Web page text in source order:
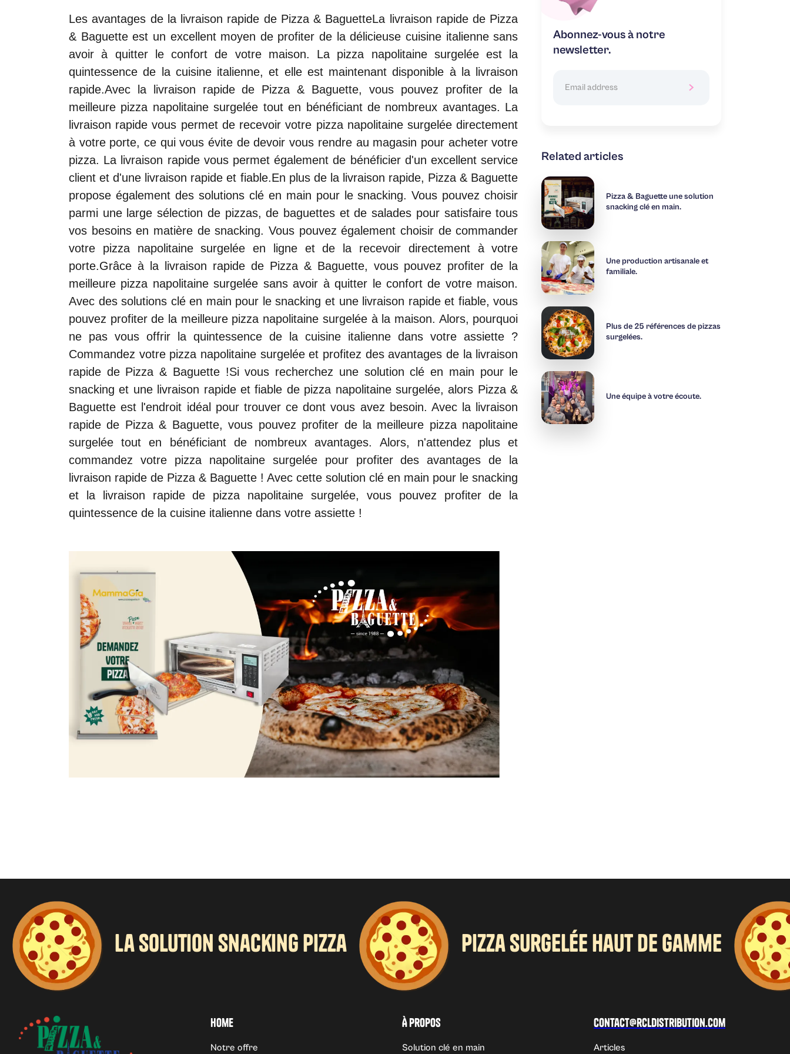
Les avantages de la livraison rapide de Pizza & BaguetteLa livraison rapide de Pizza
& Baguette est un excellent moyen de profiter de la délicieuse cuisine italienne sans
avoir à quitter le confort de votre maison. La pizza napolitaine surgelée est la
quintessence de la cuisine italienne, et elle est maintenant disponible à la livraison
rapide.Avec la livraison rapide de Pizza & Baguette, vous pouvez profiter de la
meilleure pizza napolitaine surgelée tout en bénéficiant de nombreux avantages. La
livraison rapide vous permet de recevoir votre pizza napolitaine surgelée directement
à votre porte, ce qui vous évite de devoir vous rendre au magasin pour acheter votre
pizza. La livraison rapide vous permet également de bénéficier d'un excellent service
client et d'une livraison rapide et fiable.En plus de la livraison rapide, Pizza & Baguette
propose également des solutions clé en main pour le snacking. Vous pouvez choisir
parmi une large sélection de pizzas, de baguettes et de salades pour satisfaire tous
vos besoins en matière de snacking. Vous pouvez également choisir de commander
votre pizza napolitaine surgelée en ligne et de la recevoir directement à votre
porte.Grâce à la livraison rapide de Pizza & Baguette, vous pouvez profiter de la
meilleure pizza napolitaine surgelée sans avoir à quitter le confort de votre maison.
Avec des solutions clé en main pour le snacking et une livraison rapide et fiable, vous
pouvez profiter de la meilleure pizza napolitaine surgelée à la maison. Alors, pourquoi
ne pas vous offrir la quintessence de la cuisine italienne dans votre assiette ?
Commandez votre pizza napolitaine surgelée et profitez des avantages de la livraison
rapide de Pizza & Baguette !Si vous recherchez une solution clé en main pour le
snacking et une livraison rapide et fiable de pizza napolitaine surgelée, alors Pizza &
Baguette est l'endroit idéal pour trouver ce dont vous avez besoin. Avec la livraison
rapide de Pizza & Baguette, vous pouvez profiter de la meilleure pizza napolitaine
surgelée tout en bénéficiant de nombreux avantages. Alors, n'attendez plus et
commandez votre pizza napolitaine surgelée pour profiter des avantages de la
livraison rapide de Pizza & Baguette ! Avec cette solution clé en main pour le snacking
et la livraison rapide de pizza napolitaine surgelée, vous pouvez profiter de la
quintessence de la cuisine italienne dans votre assiette !
Abonnez-vous à notre
newsletter.
Related articles
Pizza & Baguette une solution
snacking clé en main.
Une production artisanale et
familiale.
Plus de 25 références de pizzas
surgelées.
Une équipe à votre écoute.
la solution snacking pizza pizza surgelée haut de gamme
Home
Notre offre
À propos
Solution clé en main Articles
Contact@rcldistribution.com